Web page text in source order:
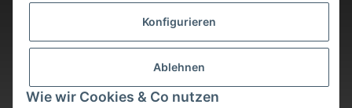
Konfigurieren
Ablehnen
Wie wir Cookies & Co nutzen